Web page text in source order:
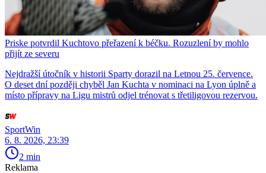
Priske potvrdil Kuchtovo přeřazení k béčku. Rozuzlení by mohlo
přijít ze severu
Nejdražší útočník v historii Sparty dorazil na Letnou 25. července.
O deset dní později chyběl Jan Kuchta v nominaci na Lyon úplně a
místo přípravy na Ligu mistrů odjel trénovat s třetiligovou rezervou.
SportWin
6. 8. 2026, 23:39
2 min
Reklama